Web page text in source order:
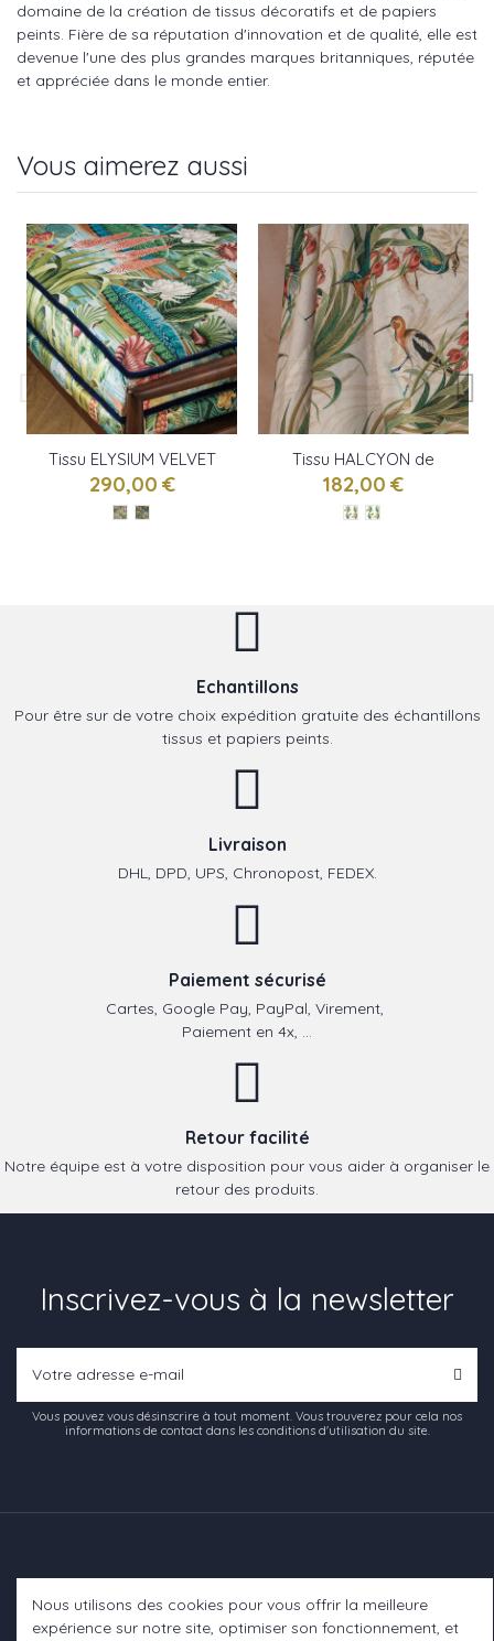
domaine de la création de tissus décoratifs et de papiers
peints. Fière de sa réputation d'innovation et de qualité, elle est
devenue l'une des plus grandes marques britanniques, réputée
et appréciée dans le monde entier.
Vous aimerez aussi
Tissu ELYSIUM VELVET
de Osborne & little
290,00 €
Tissu HALCYON de
Osborne & little
182,00 €
Echantillons
Pour être sur de votre choix expédition gratuite des échantillons
tissus et papiers peints.
Livraison
DHL, DPD, UPS, Chronopost, FEDEX.
Paiement sécurisé
Cartes, Google Pay, PayPal, Virement,
Paiement en 4x, ...
Retour facilité
Notre équipe est à votre disposition pour vous aider à organiser le
retour des produits.
Inscrivez-vous à la newsletter
Vous pouvez vous désinscrire à tout moment. Vous trouverez pour cela nos
informations de contact dans les conditions d'utilisation du site.
Informations
Nous utilisons des cookies pour vous offrir la meilleure
expérience sur notre site, optimiser son fonctionnement, et